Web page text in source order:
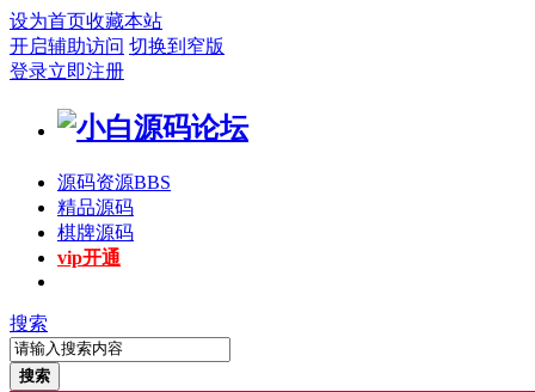
设为首页收藏本站
开启辅助访问 切换到窄版
登录立即注册
源码资源BBS
精品源码
棋牌源码
vip开通
搜索
搜索